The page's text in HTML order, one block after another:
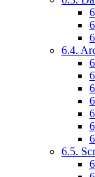
6.4.
6.5.